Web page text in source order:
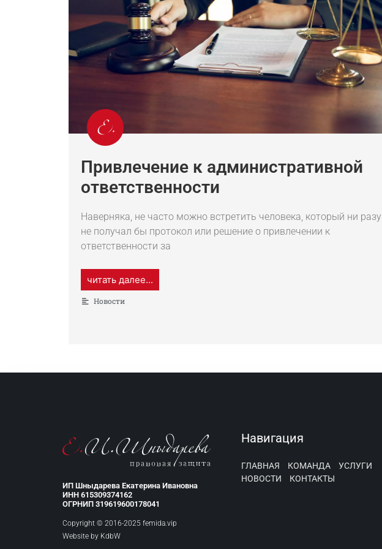
Привлечение к административной
ответственности
Наверняка, не часто можно встретить человека, который ни разу
не получал бы протокол или решение о привлечении к
ответственности за
читать далее...
Новости
ИП Шныдарева Екатерина Ивановна
ИНН 615309374162
ОГРНИП 319619600178041
Copyright © 2016-2025 femida.vip
Website by KdbW
Навигация
ГЛАВНАЯ КОМАНДА
УСЛУГИ
НОВОСТИ
КОНТАКТЫ